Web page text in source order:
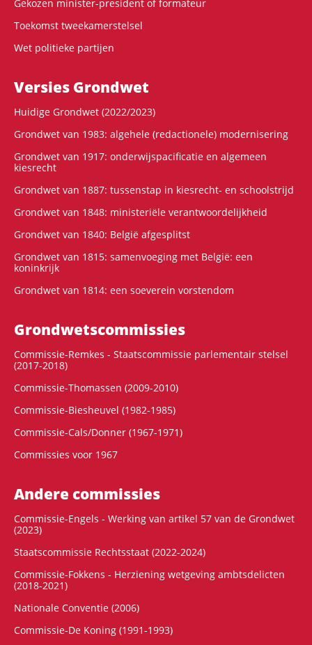
Gekozen minister-president of formateur
Toekomst tweekamerstelsel
Wet politieke partijen
Versies Grondwet
Huidige Grondwet (2022/2023)
Grondwet van 1983: algehele (redactionele) modernisering
Grondwet van 1917: onderwijspacificatie en algemeen
kiesrecht
Grondwet van 1887: tussenstap in kiesrecht- en schoolstrijd
Grondwet van 1848: ministeriële verantwoordelijkheid
Grondwet van 1840: België afgesplitst
Grondwet van 1815: samenvoeging met België: een
koninkrijk
Grondwet van 1814: een soeverein vorstendom
Grondwets­commissies
Commissie-Remkes - Staatscommissie parlementair stelsel
(2017-2018)
Commissie-Thomassen (2009-2010)
Commissie-Biesheuvel (1982-1985)
Commissie-Cals/Donner (1967-1971)
Commissies voor 1967
Andere commissies
Commissie-Engels - Werking van artikel 57 van de Grondwet
(2023)
Staatscommissie Rechtsstaat (2022-2024)
Commissie-Fokkens - Herziening wetgeving ambtsdelicten
(2018-2021)
Nationale Conventie (2006)
Commissie-De Koning (1991-1993)